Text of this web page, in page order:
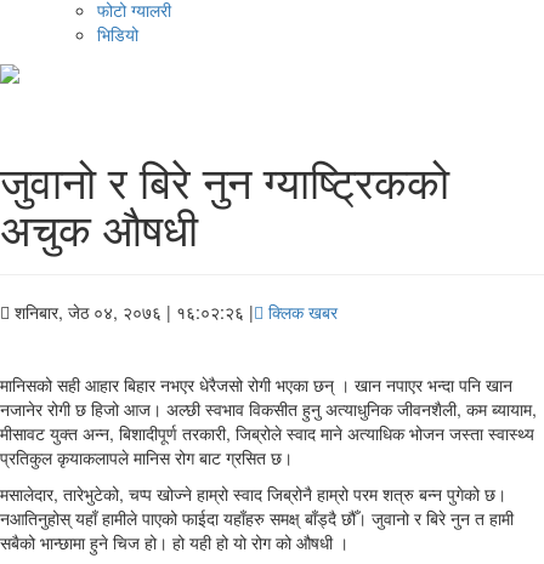
फोटो ग्यालरी
भिडियो
जुवानो र बिरे नुन ग्याष्ट्रिकको
अचुक औषधी
शनिबार, जेठ ०४, २०७६ | १६:०२:२६ | क्लिक खबर
मानिसको सही आहार बिहार नभएर धेरैजसो रोगी भएका छन् । खान नपाएर भन्दा पनि खान
नजानेर रोगी छ हिजो आज। अल्छी स्वभाव विकसीत हुनु अत्याधुनिक जीवनशैली, कम ब्यायाम,
मीसावट युक्त अन्न, बिशादीपूर्ण तरकारी, जिब्रोले स्वाद माने अत्याधिक भोजन जस्ता स्वास्थ्य
प्रतिकुल कृयाकलापले मानिस रोग बाट ग्रसित छ।
मसालेदार, तारेभुटेको, चप्प खोज्ने हाम्रो स्वाद जिब्रोनै हाम्रो परम शत्रु बन्न पुगेको छ।
नआतिनुहोस् यहाँ हामीले पाएको फाईदा यहाँहरु समक्ष् बाँड्दै छौँ। जुवानो र बिरे नुन त हामी
सबैको भान्छामा हुने चिज हो। हो यही हो यो रोग को औषधी ।